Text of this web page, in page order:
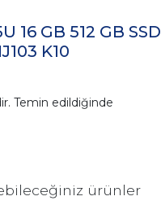
16 GB 512 GB SSD
K10
Temin edildiğinde
ürünler